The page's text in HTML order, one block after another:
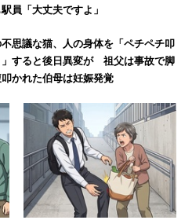
人が同時に年休申請した
どうしても単身者が譲るで
び出しなどのフォローなど
ないかと思います」
年次有給休暇の使い道まで
っとやるせないです」
理由で頻繁に迷惑かけている
ュは自由に楽しんでほしい」
員「大丈夫ですよ」
思議な猫、人の身体を「ペチペチ叩
」すると後日異変が 祖父は事故で脚
かれた伯母は妊娠発覚